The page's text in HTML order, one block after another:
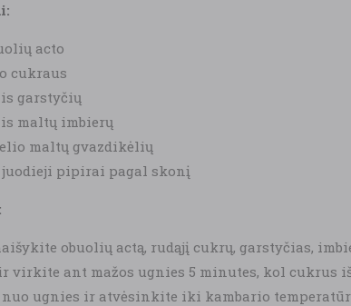
acto
cukraus
garstyčių
maltų imbierų
maltų gvazdikėlių
juodieji pipirai pagal skonį
obuolių actą, rudąjį cukrų, garstyčias,
virkite ant mažos ugnies 5 minutes, kol cukrus
ugnies ir atvėsinkite iki kambario